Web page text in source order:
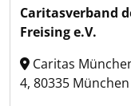
Caritasverband
Freising e.V.
Caritas
4, 80335 München